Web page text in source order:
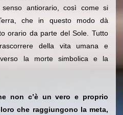
antiorario, così come si
che in questo modo dà
orario da parte del Sole. Tutto
della vita umana e
la morte simbolica e la
non c’è un vero e proprio
che raggiungono la meta,